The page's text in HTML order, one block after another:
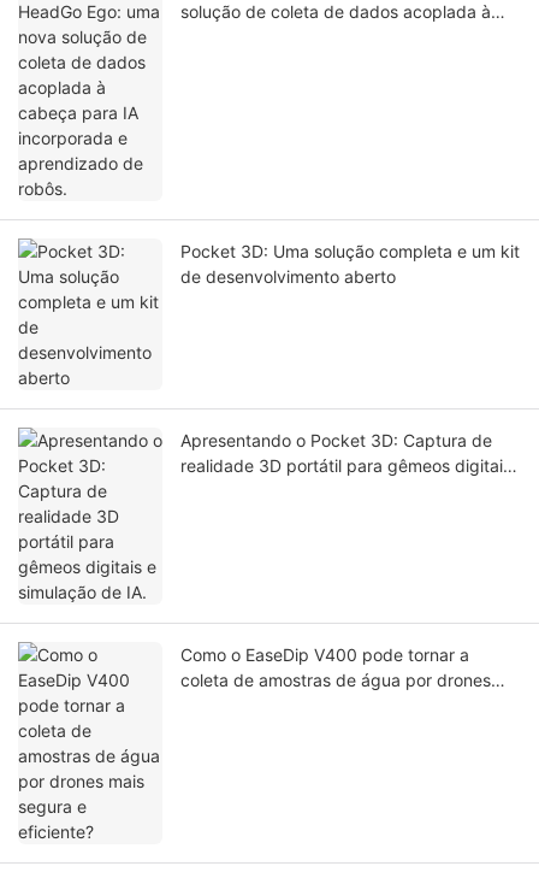
solução de coleta de dados acoplada à
Pocket 3D: Uma solução completa e um kit
de desenvolvimento aberto
Apresentando o Pocket 3D: Captura de
realidade 3D portátil para gêmeos digitais
Como o EaseDip V400 pode tornar a
coleta de amostras de água por drones